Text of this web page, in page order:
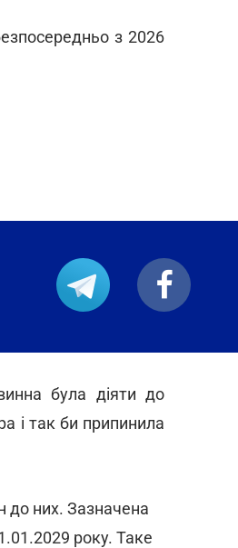
з 2026
була діяти до
і так би припинила
до них. Зазначена
року. Таке